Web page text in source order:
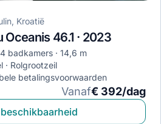
Kroatië
46.1 · 2023
4 badkamers
14,6 m
Rolgrootzeil
betalingsvoorwaarden
Vanaf€ 392/dag